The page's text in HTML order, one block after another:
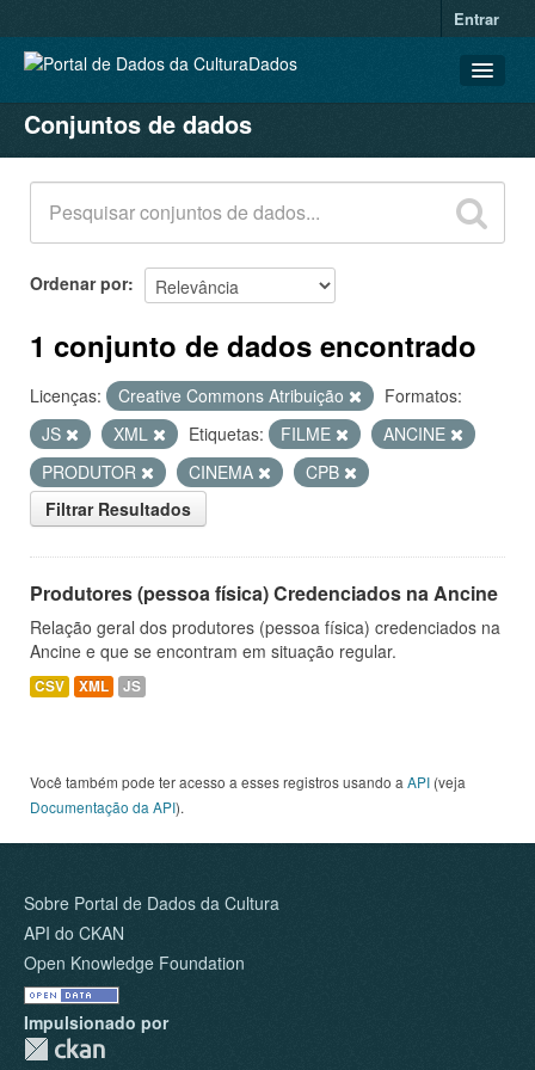
Entrar
CONJUNTOS DE DADOS
ORGANIZAÇÕES
GRUPOS
SOBRE
Conjuntos de dados
Ordenar por
1 conjunto de dados encontrado
Licenças: Creative Commons Atribuição
Formatos:
JS
XML Etiquetas: FILME
ANCINE
PRODUTOR
CINEMA
CPB
Filtrar Resultados
Produtores (pessoa física) Credenciados na Ancine
Relação geral dos produtores (pessoa física) credenciados na
Ancine e que se encontram em situação regular.
CSV XML JS
Você também pode ter acesso a esses registros usando a API (veja
Documentação da API).
Sobre Portal de Dados da Cultura
API do CKAN
Open Knowledge Foundation
Impulsionado por